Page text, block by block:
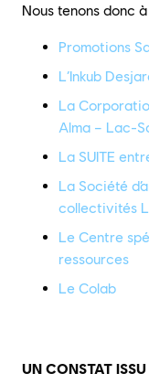
Nous tenons donc
Promotions
L’Inkub
La
Alma – Lac-
La SUITE
La Société
collectivités
Le Centre
ressources
Le Colab
UN CONSTAT